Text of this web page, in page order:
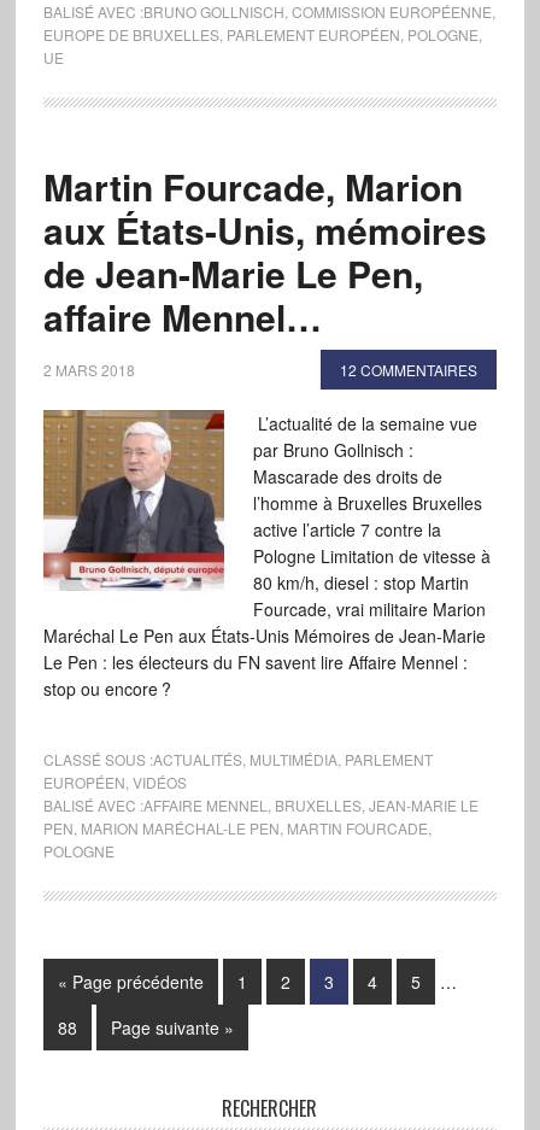
BALISÉ AVEC :BRUNO GOLLNISCH COMMISSION EUROPÉENNE
EUROPE DE BRUXELLES, PARLEMENT EUROPÉEN POLOGNE
UE
Martin Fourcade, Marion
aux États-Unis, mémoires
de Jean-Marie Le Pen,
affaire Mennel…
2 MARS 2018 12 COMMENTAIRES
L’actualité de la semaine vue
par Bruno Gollnisch :
Mascarade des droits de
l’homme à Bruxelles Bruxelles
active l’article 7 contre la
Pologne Limitation de vitesse à
80 km/h, diesel : stop Martin
Fourcade, vrai militaire Marion
Maréchal Le Pen aux États-Unis Mémoires de Jean-Marie
Le Pen : les électeurs du FN savent lire Affaire Mennel :
stop ou encore ?
CLASSÉ SOUS :ACTUALITÉS, MULTIMÉDIA, PARLEMENT
EUROPÉEN VIDÉOS
BALISÉ AVEC :AFFAIRE MENNEL BRUXELLES, JEAN-MARIE LE
PEN MARION MARÉCHAL-LE PEN MARTIN FOURCADE
POLOGNE
« Page précédente 1 2 3 4 5
…
88
Page suivante »
RECHERCHER